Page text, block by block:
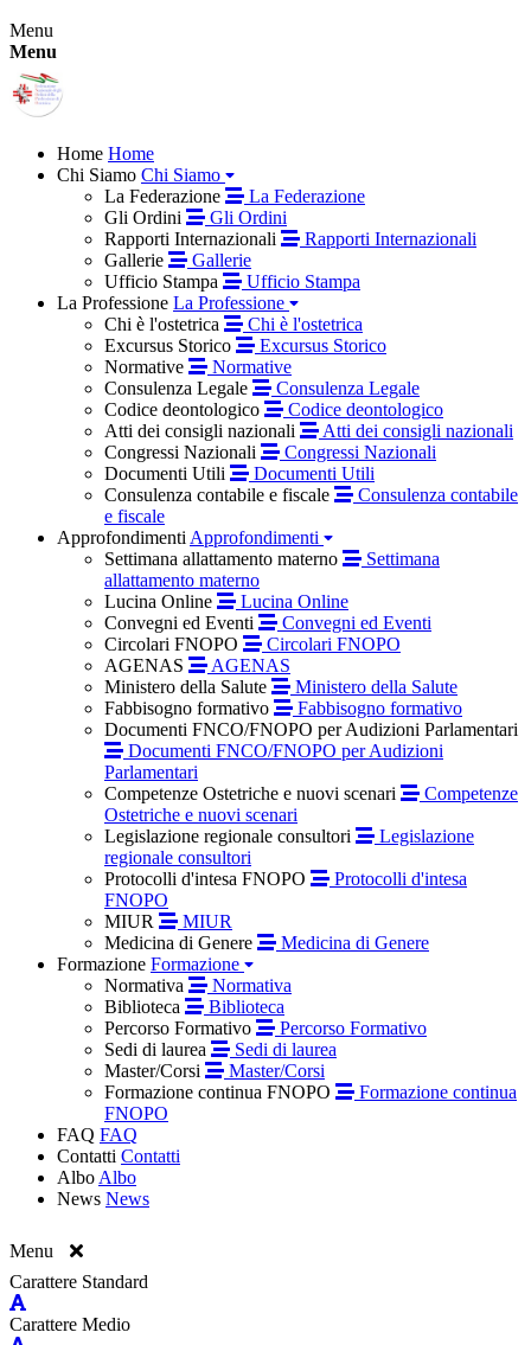
Menu
Menu
Home Home
Chi Siamo Chi Siamo
La Federazione
La Federazione
Gli Ordini
Gli Ordini
Rapporti Internazionali
Rapporti Internazionali
Gallerie
Gallerie
Ufficio Stampa
Ufficio Stampa
La Professione La Professione
Chi è l'ostetrica
Chi è l'ostetrica
Excursus Storico
Excursus Storico
Normative
Normative
Consulenza Legale
Consulenza Legale
Codice deontologico
Codice deontologico
Atti dei consigli nazionali
Atti dei consigli nazionali
Congressi Nazionali
Congressi Nazionali
Documenti Utili
Documenti Utili
Consulenza contabile e fiscale
Consulenza contabile
e fiscale
Approfondimenti Approfondimenti
Settimana allattamento materno
Settimana
allattamento materno
Lucina Online
Lucina Online
Convegni ed Eventi
Convegni ed Eventi
Circolari FNOPO
Circolari FNOPO
AGENAS
AGENAS
Ministero della Salute
Ministero della Salute
Fabbisogno formativo
Fabbisogno formativo
Documenti FNCO/FNOPO per Audizioni Parlamentari
Documenti FNCO/FNOPO per Audizioni
Parlamentari
Competenze Ostetriche e nuovi scenari
Competenze
Ostetriche e nuovi scenari
Legislazione regionale consultori
Legislazione
regionale consultori
Protocolli d'intesa FNOPO
Protocolli d'intesa
FNOPO
MIUR
MIUR
Medicina di Genere
Medicina di Genere
Formazione Formazione
Normativa
Normativa
Biblioteca
Biblioteca
Percorso Formativo
Percorso Formativo
Sedi di laurea
Sedi di laurea
Master/Corsi
Master/Corsi
Formazione continua FNOPO
Formazione continua
FNOPO
FAQ FAQ
Contatti Contatti
Albo Albo
News News
Menu
Carattere Standard
Carattere Medio